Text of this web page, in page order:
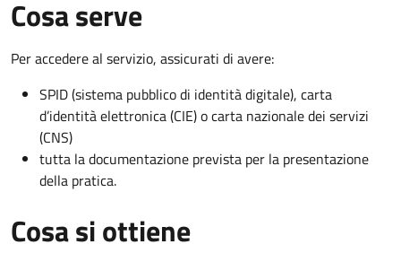
Cosa serve
Per accedere al servizio, assicurati di avere:
SPID (sistema pubblico di identità digitale), carta
d’identità elettronica (CIE) o carta nazionale dei servizi
(CNS)
tutta la documentazione prevista per la presentazione
della pratica.
Cosa si ottiene